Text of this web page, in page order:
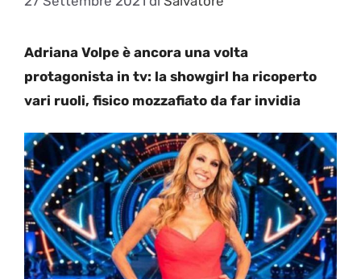
Adriana Volpe è ancora una volta
protagonista in tv: la showgirl ha ricoperto
vari ruoli, fisico mozzafiato da far invidia